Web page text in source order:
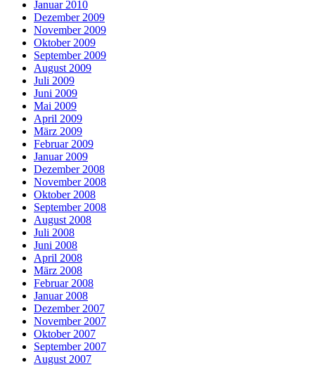
Januar 2010
Dezember 2009
November 2009
Oktober 2009
September 2009
August 2009
Juli 2009
Juni 2009
Mai 2009
April 2009
März 2009
Februar 2009
Januar 2009
Dezember 2008
November 2008
Oktober 2008
September 2008
August 2008
Juli 2008
Juni 2008
April 2008
März 2008
Februar 2008
Januar 2008
Dezember 2007
November 2007
Oktober 2007
September 2007
August 2007